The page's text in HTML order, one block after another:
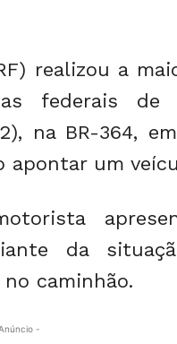
realizou a
federais de
na BR-364,
apontar um
da
caminhão.
-